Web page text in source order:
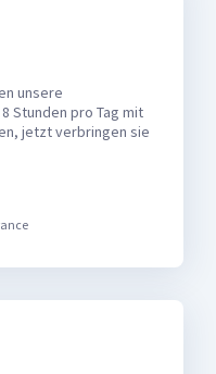
unsere
Stunden pro Tag mit
jetzt verbringen sie